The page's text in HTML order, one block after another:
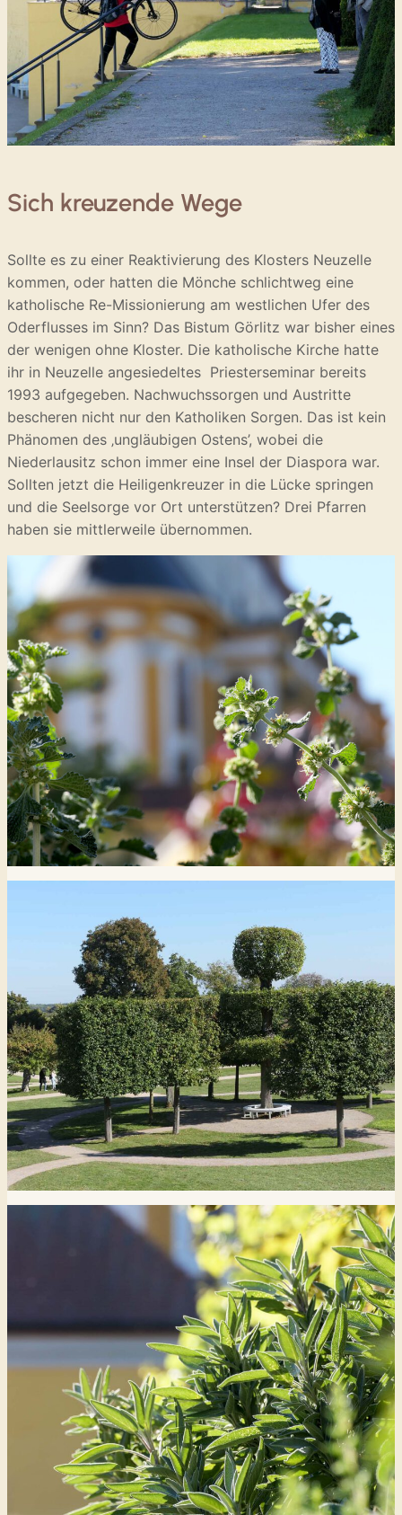
Sich kreuzende Wege
Sollte es zu einer Reaktivierung des Klosters Neuzelle
kommen, oder hatten die Mönche schlichtweg eine
katholische Re-Missionierung am westlichen Ufer des
Oderflusses im Sinn? Das Bistum Görlitz war bisher eines
der wenigen ohne Kloster. Die katholische Kirche hatte
ihr in Neuzelle angesiedeltes Priesterseminar bereits
1993 aufgegeben. Nachwuchssorgen und Austritte
bescheren nicht nur den Katholiken Sorgen. Das ist kein
Phänomen des ‚ungläubigen Ostens’, wobei die
Niederlausitz schon immer eine Insel der Diaspora war.
Sollten jetzt die Heiligenkreuzer in die Lücke springen
und die Seelsorge vor Ort unterstützen? Drei Pfarren
haben sie mittlerweile übernommen.